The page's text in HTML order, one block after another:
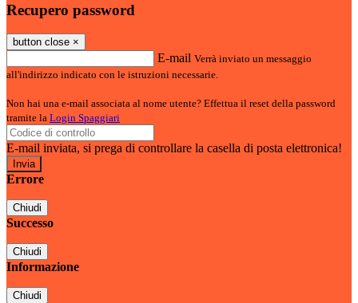
Recupero password
button close ×
E-mail Verrà inviato un messaggio
all'indirizzo indicato con le istruzioni necessarie.
Non hai una e-mail associata al nome utente? Effettua il reset della password
tramite la Login Spaggiari
E-mail inviata, si prega di controllare la casella di posta elettronica!
Errore
Chiudi
Successo
Chiudi
Informazione
Chiudi